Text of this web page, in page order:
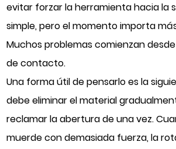
evitar forzar la herramienta hacia la
simple, pero el momento importa
Muchos problemas comienzan
de contacto.
Una forma útil de pensarlo es la
debe eliminar el material
reclamar la abertura de una vez.
muerde con demasiada fuerza, la